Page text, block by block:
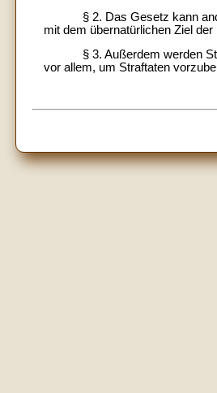
§ 2. Das Gesetz kann
mit dem übernatürlichen Ziel
§ 3. Außerdem werden
vor allem, um Straftaten